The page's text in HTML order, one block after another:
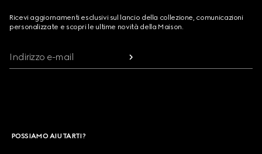
Ricevi aggiornamenti esclusivi sul lancio della collezione, comunicazioni
personalizzate e scopri le ultime novità della Maison.
Indirizzo e-mail
POSSIAMO AIUTARTI?